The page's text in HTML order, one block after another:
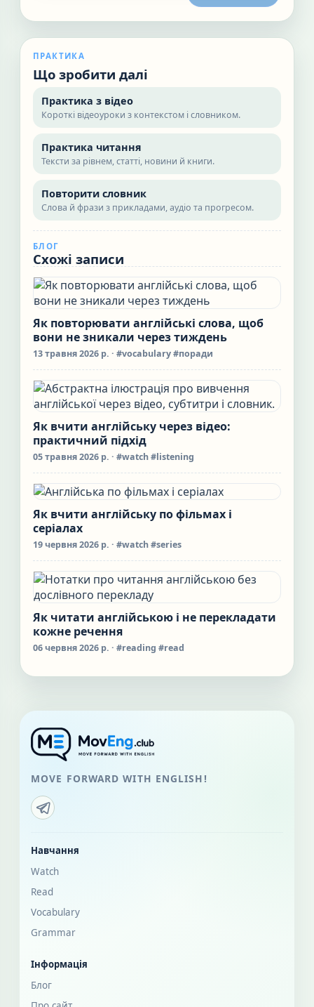
ПРАКТИКА
Що зробити далі
Практика з відео
Короткі відеоуроки з контекстом і словником.
Практика читання
Тексти за рівнем, статті, новини й книги.
Повторити словник
Слова й фрази з прикладами, аудіо та прогресом.
БЛОГ
Схожі записи
Як повторювати англійські слова, щоб
вони не зникали через тиждень
13 травня 2026 р. · #vocabulary #поради
Як вчити англійську через відео:
практичний підхід
05 травня 2026 р. · #watch #listening
Як вчити англійську по фільмах і
серіалах
19 червня 2026 р. · #watch #series
Як читати англійською і не перекладати
кожне речення
06 червня 2026 р. · #reading #read
MOVE FORWARD WITH ENGLISH!
Навчання
Watch
Read
Vocabulary
Grammar
Інформація
Блог